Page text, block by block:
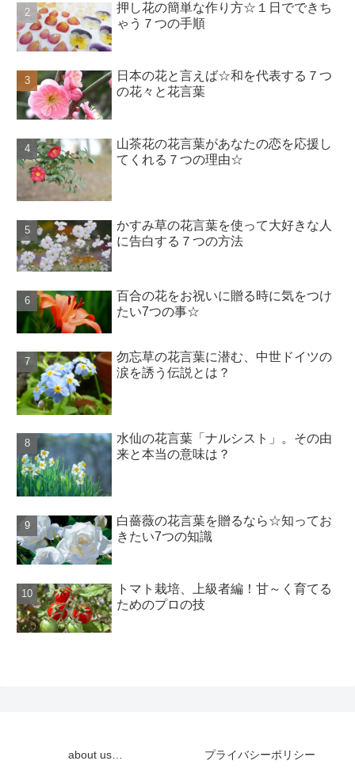
押し花の簡単な作り方☆１日でできち
ゃう７つの手順
日本の花と言えば☆和を代表する７つ
の花々と花言葉
山茶花の花言葉があなたの恋を応援し
てくれる７つの理由☆
かすみ草の花言葉を使って大好きな人
に告白する７つの方法
百合の花をお祝いに贈る時に気をつけ
たい7つの事☆
勿忘草の花言葉に潜む、中世ドイツの
涙を誘う伝説とは？
水仙の花言葉「ナルシスト」。その由
来と本当の意味は？
白薔薇の花言葉を贈るなら☆知ってお
きたい7つの知識
トマト栽培、上級者編！甘～く育てる
ためのプロの技
about us… プライバシーポリシー